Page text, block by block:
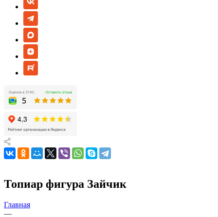
Топиар фигура Зайчик
Главная
—